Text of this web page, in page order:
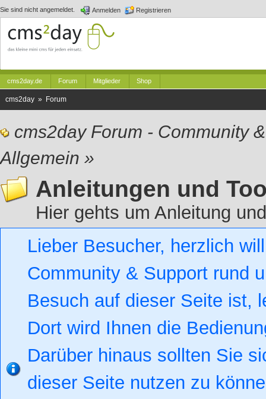
Sie sind nicht angemeldet. Anmelden Registrieren
cms2day.de Forum Mitglieder Shop
cms2day » Forum
cms2day Forum - Community
Allgemein »
Anleitungen und
Hier gehts um Anleitung
Lieber Besucher, herzlich
Community & Support rund
Besuch auf dieser Seite ist,
Dort wird Ihnen die
Darüber hinaus sollten Sie
dieser Seite nutzen zu